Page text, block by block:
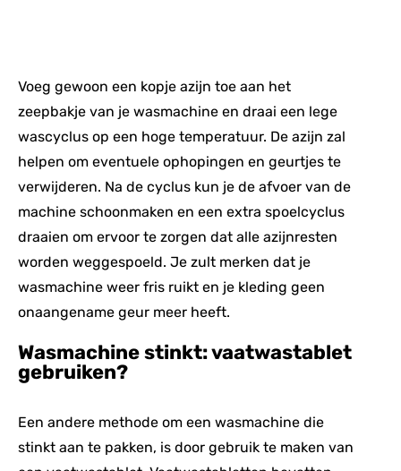
Voeg gewoon een kopje azijn toe aan het
zeepbakje van je wasmachine en draai een lege
wascyclus op een hoge temperatuur. De azijn zal
helpen om eventuele ophopingen en geurtjes te
verwijderen. Na de cyclus kun je de afvoer van de
machine schoonmaken en een extra spoelcyclus
draaien om ervoor te zorgen dat alle azijnresten
worden weggespoeld. Je zult merken dat je
wasmachine weer fris ruikt en je kleding geen
onaangename geur meer heeft.
Wasmachine stinkt: vaatwastablet
gebruiken?
Een andere methode om een wasmachine die
stinkt aan te pakken, is door gebruik te maken van